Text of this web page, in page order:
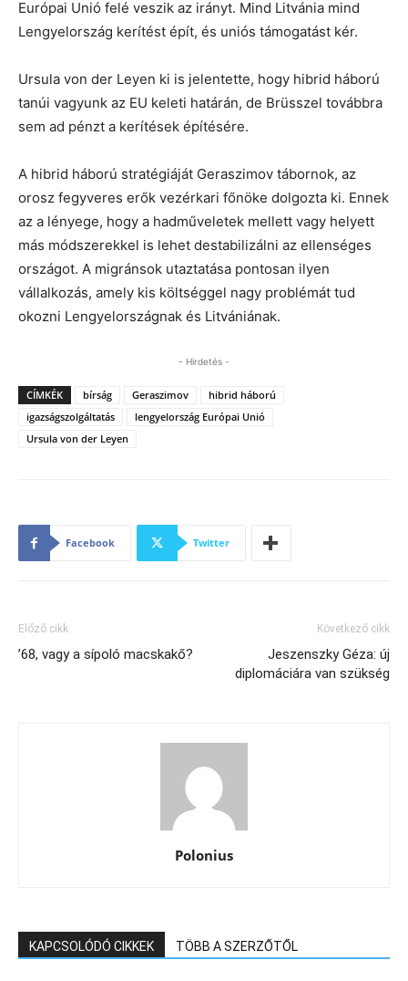
Európai Unió felé veszik az irányt. Mind Litvánia mind
Lengyelország kerítést épít, és uniós támogatást kér.
Ursula von der Leyen ki is jelentette, hogy hibrid háború
tanúi vagyunk az EU keleti határán, de Brüsszel továbbra
sem ad pénzt a kerítések építésére.
A hibrid háború stratégiáját Geraszimov tábornok, az
orosz fegyveres erők vezérkari főnöke dolgozta ki. Ennek
az a lényege, hogy a hadműveletek mellett vagy helyett
más módszerekkel is lehet destabilizálni az ellenséges
országot. A migránsok utaztatása pontosan ilyen
vállalkozás, amely kis költséggel nagy problémát tud
okozni Lengyelországnak és Litvániának.
- Hirdetés -
CÍMKÉK bírság Geraszimov
hibrid háború
igazságszolgáltatás
lengyelország Európai Unió
Ursula von der Leyen
Facebook Twitter
Előző cikk
’68, vagy a sípoló macskakő?
Következő cikk
Jeszenszky Géza: új
diplomáciára van szükség
Polonius
KAPCSOLÓDÓ CIKKEK TÖBB A SZERZŐTŐL